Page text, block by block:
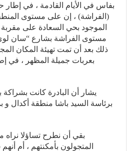
بفاس في الأيام القادمة ، في إطار
(الفراشة) ، إن على مستوى
الموجود بحي السعادة على
مستوى الفراشة بشارع “سان
ذلك بعد أن تمت تهيئة المكان
بعربات جميلة المظهر ، في
يشار أن البادرة كانت
برئاسة السيد باشا منطقة أكدال
بقي أن نطرح تساؤلا نراه
المتجولون بأمكنتهم ، أم